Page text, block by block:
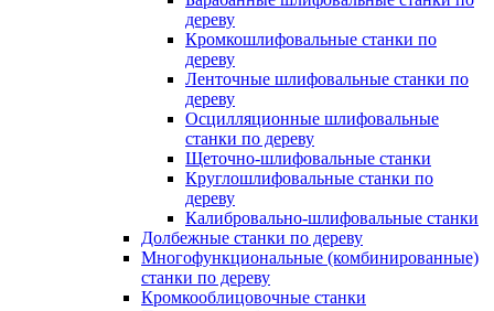
дереву
Кромкошлифовальные станки по
дереву
Ленточные шлифовальные станки по
дереву
Осцилляционные шлифовальные
станки по дереву
Щеточно-шлифовальные станки
Круглошлифовальные станки по
дереву
Калибровально-шлифовальные станки
Долбежные станки по дереву
Многофункциональные (комбинированные)
станки по дереву
Кромкооблицовочные станки